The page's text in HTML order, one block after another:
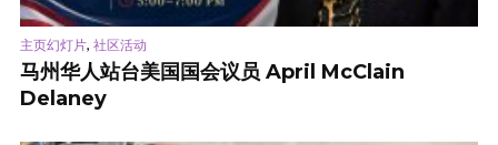
主页幻灯片, 社区活动
马州华人站台美国国会议员 April McClain
Delaney